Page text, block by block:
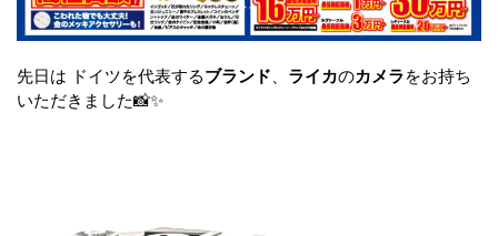
先日は ドイツを代表するブランド ライカのカメラをお持ち
いただきました📸✨